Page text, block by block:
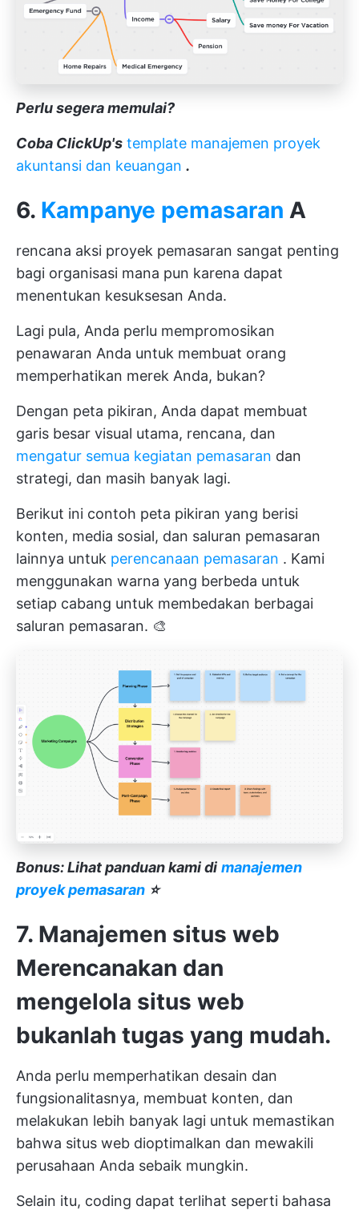
Perlu segera memulai?
Coba ClickUp's template manajemen proyek
akuntansi dan keuangan .
6. Kampanye pemasaran A
rencana aksi proyek pemasaran sangat penting
bagi organisasi mana pun karena dapat
menentukan kesuksesan Anda.
Lagi pula, Anda perlu mempromosikan
penawaran Anda untuk membuat orang
memperhatikan merek Anda, bukan?
Dengan peta pikiran, Anda dapat membuat
garis besar visual utama, rencana, dan
mengatur semua kegiatan pemasaran dan
strategi, dan masih banyak lagi.
Berikut ini contoh peta pikiran yang berisi
konten, media sosial, dan saluran pemasaran
lainnya untuk perencanaan pemasaran . Kami
menggunakan warna yang berbeda untuk
setiap cabang untuk membedakan berbagai
saluran pemasaran. 🎨
Bonus: Lihat panduan kami di manajemen
proyek pemasaran ⭐️
7. Manajemen situs web
Merencanakan dan
mengelola situs web
bukanlah tugas yang mudah.
Anda perlu memperhatikan desain dan
fungsionalitasnya, membuat konten, dan
melakukan lebih banyak lagi untuk memastikan
bahwa situs web dioptimalkan dan mewakili
perusahaan Anda sebaik mungkin.
Selain itu, coding dapat terlihat seperti bahasa